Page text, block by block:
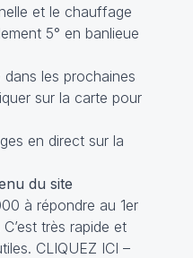
et le chauffage
5° en banlieue
dans les prochaines
sur la carte pour
en direct sur la
du site
à répondre au 1er
très rapide et
CLIQUEZ ICI –